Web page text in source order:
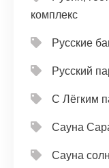
комплекс
Русские
Русский
С Лёгким
Сауна
Сауна